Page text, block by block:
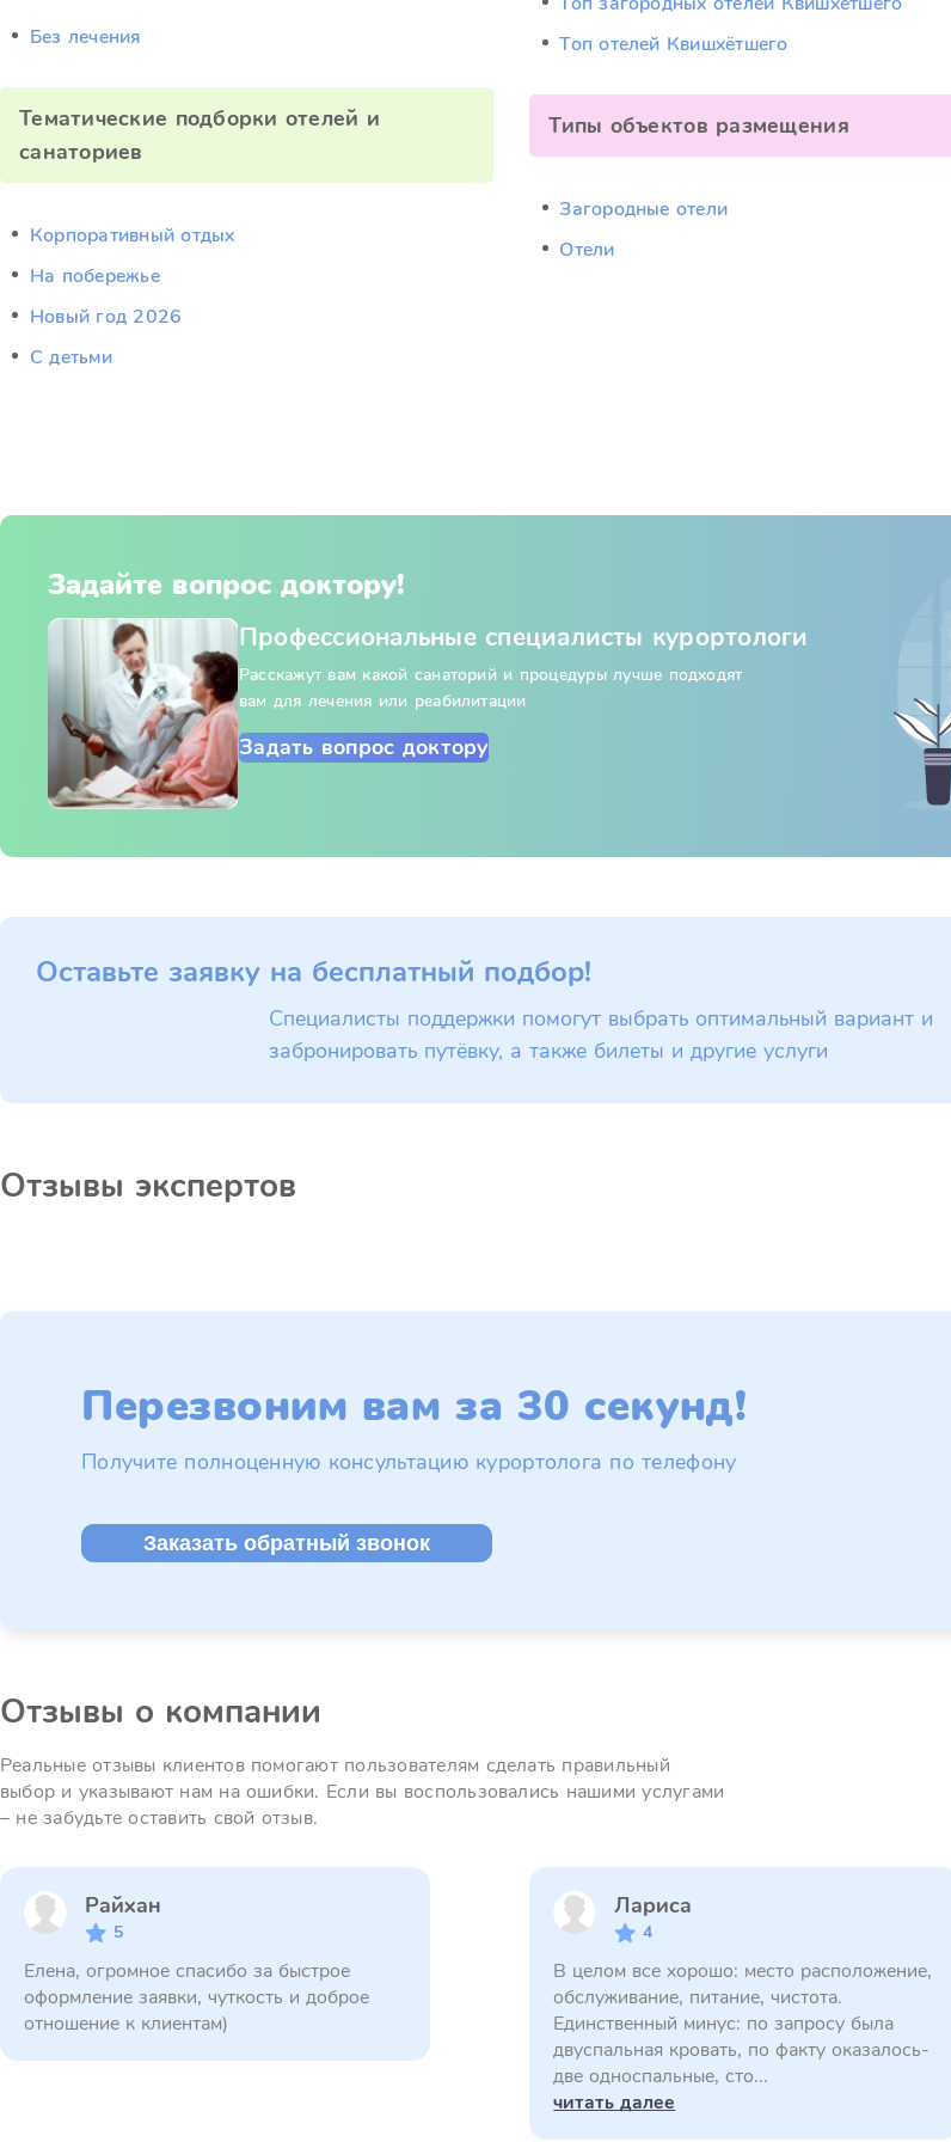
Без лечения
Тематические подборки отелей и
санаториев
Корпоративный отдых
На побережье
Новый год 2026
С детьми
Топ отелей Квишхётшего
Типы объектов размещения
Загородные отели
Отели
Задайте вопрос доктору!
Профессиональные специалисты курортологи
Расскажут вам какой санаторий и процедуры лучше подходят
вам для лечения или реабилитации
Задать вопрос доктору
Оставьте заявку на бесплатный подбор!
Специалисты поддержки помогут выбрать оптимальный вариант и
забронировать путёвку, а также билеты и другие услуги
Отзывы экспертов
Перезвоним вам за 30 секунд!
Получите полноценную консультацию курортолога по телефону
Заказать обратный звонок
Отзывы о компании
Реальные отзывы клиентов помогают пользователям сделать правильный
выбор и указывают нам на ошибки. Если вы воспользовались нашими услугами
– не забудьте оставить свой отзыв.
Райхан
5
Елена, огромное спасибо за быстрое
оформление заявки, чуткость и доброе
отношение к клиентам)
Лариса
4
В целом все хорошо: место расположение,
обслуживание, питание, чистота.
Единственный минус: по запросу была
двуспальная кровать, по факту оказалось-
две односпальные, сто...
читать далее